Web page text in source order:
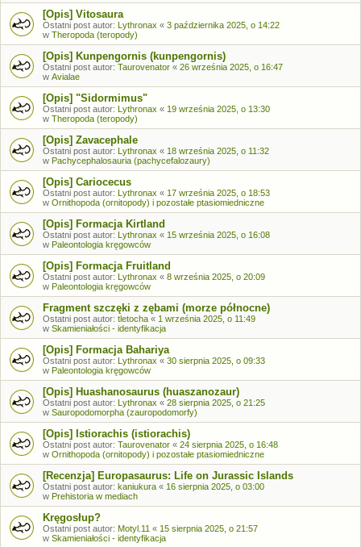
[Opis] Vitosaura
Ostatni post autor: Lythronax « 3 października 2025, o 14:22
w Theropoda (teropody)
[Opis] Kunpengornis (kunpengornis)
Ostatni post autor: Taurovenator « 26 września 2025, o 16:47
w Avialae
[Opis] "Sidormimus"
Ostatni post autor: Lythronax « 19 września 2025, o 13:30
w Theropoda (teropody)
[Opis] Zavacephale
Ostatni post autor: Lythronax « 18 września 2025, o 11:32
w Pachycephalosauria (pachycefalozaury)
[Opis] Cariocecus
Ostatni post autor: Lythronax « 17 września 2025, o 18:53
w Ornithopoda (ornitopody) i pozostałe ptasiomiedniczne
[Opis] Formacja Kirtland
Ostatni post autor: Lythronax « 15 września 2025, o 16:08
w Paleontologia kręgowców
[Opis] Formacja Fruitland
Ostatni post autor: Lythronax « 8 września 2025, o 20:09
w Paleontologia kręgowców
Fragment szczęki z zębami (morze północne)
Ostatni post autor: tletocha « 1 września 2025, o 11:49
w Skamieniałości - identyfikacja
[Opis] Formacja Bahariya
Ostatni post autor: Lythronax « 30 sierpnia 2025, o 09:33
w Paleontologia kręgowców
[Opis] Huashanosaurus (huaszanozaur)
Ostatni post autor: Lythronax « 28 sierpnia 2025, o 21:25
w Sauropodomorpha (zauropodomorfy)
[Opis] Istiorachis (istiorachis)
Ostatni post autor: Taurovenator « 24 sierpnia 2025, o 16:48
w Ornithopoda (ornitopody) i pozostałe ptasiomiedniczne
[Recenzja] Europasaurus: Life on Jurassic Islands
Ostatni post autor: kaniukura « 16 sierpnia 2025, o 03:00
w Prehistoria w mediach
Kręgosłup?
Ostatni post autor: Motyl.11 « 15 sierpnia 2025, o 21:57
w Skamieniałości - identyfikacja